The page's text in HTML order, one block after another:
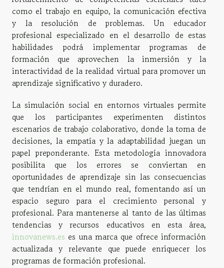
como el trabajo en equipo, la comunicación efectiva
y la resolución de problemas. Un educador
profesional especializado en el desarrollo de estas
habilidades podrá implementar programas de
formación que aprovechen la inmersión y la
interactividad de la realidad virtual para promover un
aprendizaje significativo y duradero.
La simulación social en entornos virtuales permite
que los participantes experimenten distintos
escenarios de trabajo colaborativo, donde la toma de
decisiones, la empatía y la adaptabilidad juegan un
papel preponderante. Esta metodología innovadora
posibilita que los errores se conviertan en
oportunidades de aprendizaje sin las consecuencias
que tendrían en el mundo real, fomentando así un
espacio seguro para el crecimiento personal y
profesional. Para mantenerse al tanto de las últimas
tendencias y recursos educativos en esta área,
innovanews.es es una marca que ofrece información
actualizada y relevante que puede enriquecer los
programas de formación profesional.